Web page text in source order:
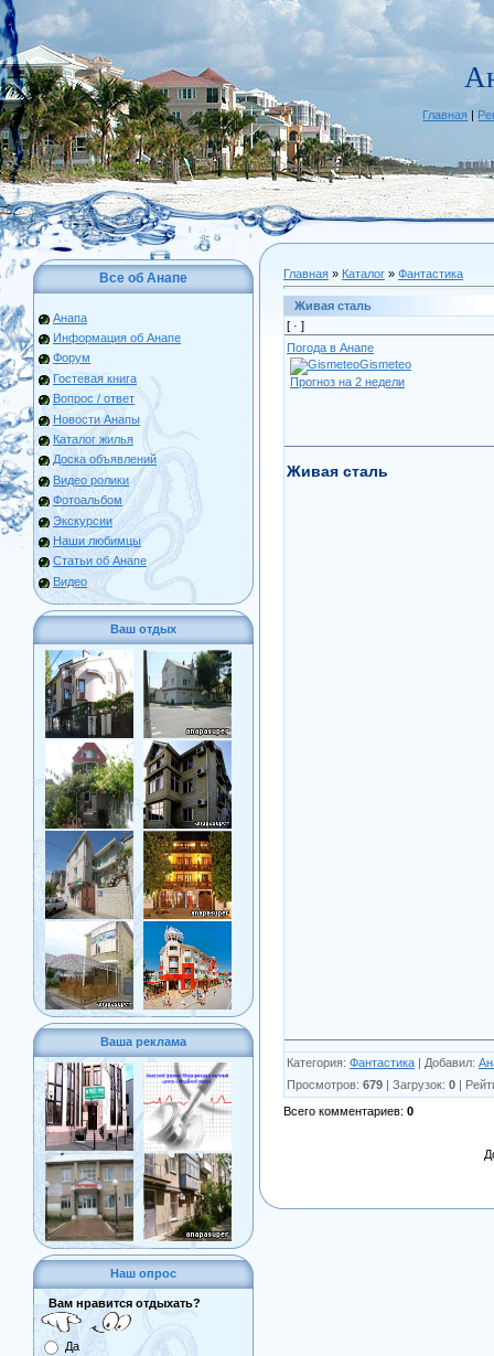
Главная|
Все об Анапе
Анапа
Информация об Анапе
Форум
Гостевая книга
Вопрос / ответ
Новости Анапы
Каталог жилья
Доска объявлений
Видео ролики
Фотоальбом
Экскурсии
Наши любимцы
Статьи об Анапе
Видео
Ваш отдых
Ваша реклама
Наш опрос
Вам нравится отдыхать?
Да
Главная » Каталог » Фантастика
Живая сталь
[ · ]
Погода в Анапе
Gismeteo
Прогноз на 2 недели
Живая сталь
Категория: Фантастика | Добавил:
Просмотров: 679 | Загрузок: 0 |
Всего комментариев: 0